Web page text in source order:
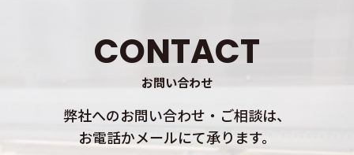
CONTACT
お問い合わせ
弊社へのお問い合わせ・ご相談は、
お電話かメールにて承ります。